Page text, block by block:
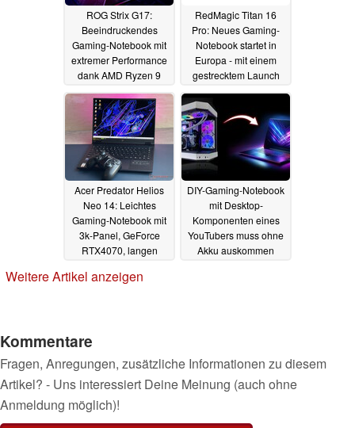
ROG Strix G17:
Beeindruckendes
Gaming-Notebook mit
extremer Performance
dank AMD Ryzen 9
und GeForce RTX (Ad)
20.08.2024
RedMagic Titan 16
Pro: Neues Gaming-
Notebook startet in
Europa - mit einem
gestrecktem Launch
20.08.2024
Acer Predator Helios
Neo 14: Leichtes
Gaming-Notebook mit
3k-Panel, GeForce
RTX4070, langen
DIY-Gaming-Notebook
mit Desktop-
Komponenten eines
YouTubers muss ohne
Akku auskommen
Weitere Artikel anzeigen
Kommentare
Fragen, Anregungen, zusätzliche Informationen zu diesem
Artikel? - Uns interessiert Deine Meinung (auch ohne
Anmeldung möglich)!